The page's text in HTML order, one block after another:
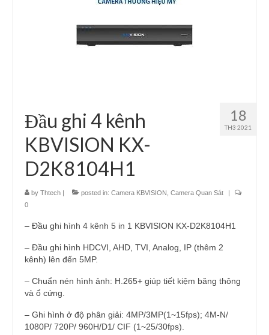
18
TH3 2021
Đầu ghi 4 kênh
KBVISION KX-
D2K8104H1
by Thtech | posted in: Camera KBVISION Camera Quan Sát
|
0
– Đầu ghi hình 4 kênh 5 in 1 KBVISION KX-D2K8104H1
– Đầu ghi hình HDCVI, AHD, TVI, Analog, IP (thêm 2
kênh) lên đến 5MP.
– Chuẩn nén hình ảnh: H.265+ giúp tiết kiệm băng thông
và ổ cứng.
– Ghi hình ở độ phân giải: 4MP/3MP(1~15fps); 4M-N/
1080P/ 720P/ 960H/D1/ CIF (1~25/30fps).